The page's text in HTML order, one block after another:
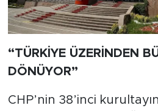
“TÜRKİYE ÜZERİNDEN
DÖNÜYOR”
CHP’nin 38’inci